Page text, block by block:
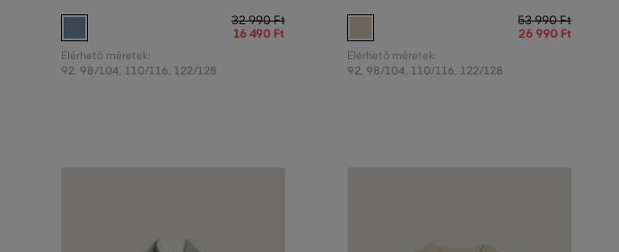
32 990 Ft
16 490 Ft
Elérhető méretek:
92, 98/104, 110/116, 122/128
53 990 Ft
26 990 Ft
Elérhető méretek:
92, 98/104, 110/116, 122/128